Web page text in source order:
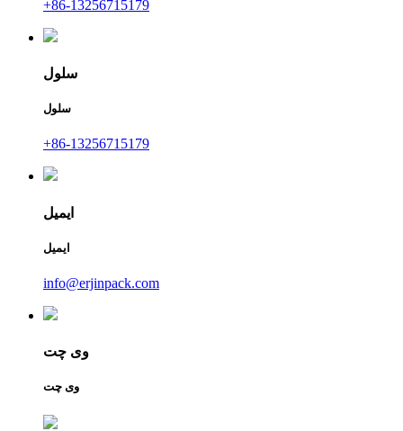
+86-13256715179
سلول
سلول
+86-13256715179
ایمیل
ایمیل
info@erjinpack.com
وی چت
وی چت